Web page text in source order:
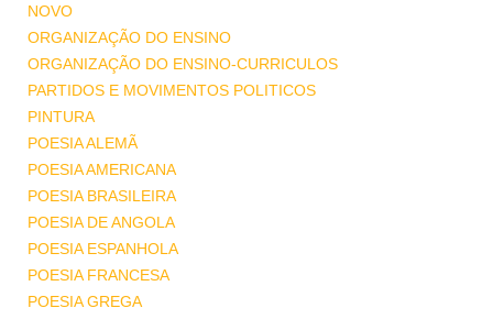
NOVO
ORGANIZAÇÃO DO ENSINO
ORGANIZAÇÃO DO ENSINO-CURRICULOS
PARTIDOS E MOVIMENTOS POLITICOS
PINTURA
POESIA ALEMÃ
POESIA AMERICANA
POESIA BRASILEIRA
POESIA DE ANGOLA
POESIA ESPANHOLA
POESIA FRANCESA
POESIA GREGA